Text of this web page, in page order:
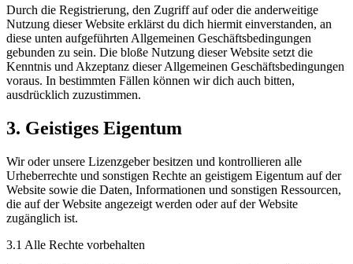
Durch die Registrierung, den Zugriff auf oder die anderweitige
Nutzung dieser Website erklärst du dich hiermit einverstanden, an
diese unten aufgeführten Allgemeinen Geschäftsbedingungen
gebunden zu sein. Die bloße Nutzung dieser Website setzt die
Kenntnis und Akzeptanz dieser Allgemeinen Geschäftsbedingungen
voraus. In bestimmten Fällen können wir dich auch bitten,
ausdrücklich zuzustimmen.
3. Geistiges Eigentum
Wir oder unsere Lizenzgeber besitzen und kontrollieren alle
Urheberrechte und sonstigen Rechte an geistigem Eigentum auf der
Website sowie die Daten, Informationen und sonstigen Ressourcen,
die auf der Website angezeigt werden oder auf der Website
zugänglich ist.
3.1 Alle Rechte vorbehalten